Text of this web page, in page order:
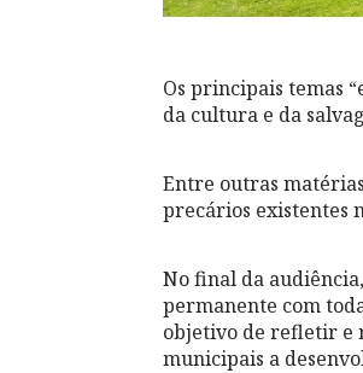
Os principais temas
da cultura e da
Entre outras
precários existentes
No final da
permanente com
objetivo de refletir e
municipais a